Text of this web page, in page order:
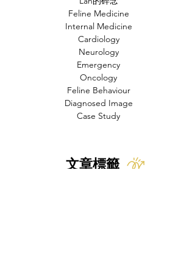
Feline Medicine
Internal Medicine
Cardiology
Neurology
Emergency
Oncology
Feline Behaviour
Diagnosed Image
Case Study
文章標籤